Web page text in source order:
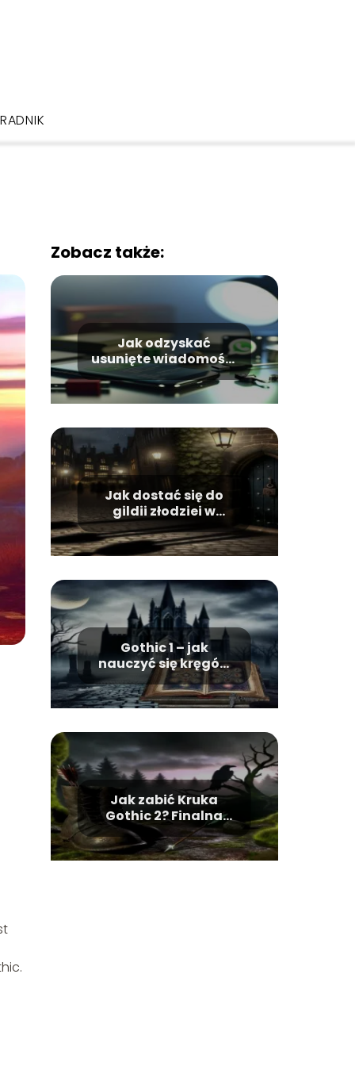
Zobacz także:
Jak odzyskać
usunięte wiadomości
z WhatsApp bez kopii
zapasowej?
Jak dostać się do
gildii złodziei w
Gothic 2 w Khorinis?
Gothic 1 – jak
nauczyć się kręgów
magii?
Jak zabić Kruka
Gothic 2? Finalna
walka